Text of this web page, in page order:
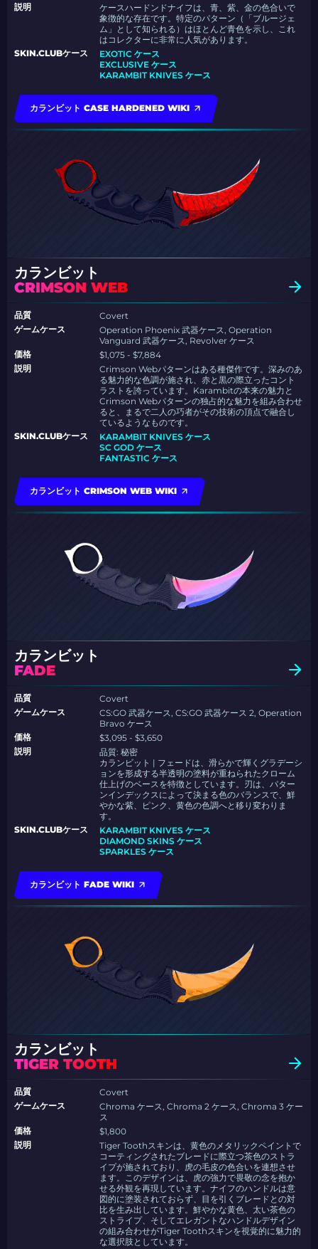
説明
ケースハードンドナイフは、青、紫、金の色合いで
象徴的な存在です。特定のパターン（「ブルージェ
ム」として知られる）はほとんど青色を示し、これ
はコレクターに非常に人気があります。
SKIN.CLUBケース
EXOTIC ケース
EXCLUSIVE ケース
KARAMBIT KNIVES ケース
カランビット CASE HARDENED WIKI
カランビット
CRIMSON WEB
品質
Covert
ゲームケース
Operation Phoenix 武器ケース, Operation
Vanguard 武器ケース, Revolver ケース
価格
$1,075 - $7,884
説明
Crimson Webパターンはある種傑作です。深みのあ
る魅力的な色調が施され、赤と黒の際立ったコント
ラストを誇っています。Karambitの本来の魅力と
Crimson Webパターンの独占的な魅力を組み合わせ
ると、まるで二人の巧者がその技術の頂点で融合し
ているようなものです。
SKIN.CLUBケース
KARAMBIT KNIVES ケース
SC GOD ケース
FANTASTIC ケース
カランビット CRIMSON WEB WIKI
カランビット
FADE
品質
Covert
ゲームケース
CS:GO 武器ケース, CS:GO 武器ケース 2, Operation
Bravo ケース
価格
$3,095 - $3,650
説明
品質:秘密
カランビット | フェードは、滑らかで輝くグラデーシ
ョンを形成する半透明の塗料が重ねられたクローム
仕上げのベースを特徴としています。刃は、パター
ンインデックスによって決まる色のバランスで、鮮
やかな紫、ピンク、黄色の色調へと移り変わりま
す。
SKIN.CLUBケース
KARAMBIT KNIVES ケース
DIAMOND SKINS ケース
SPARKLES ケース
カランビット FADE WIKI
カランビット
TIGER TOOTH
品質
Covert
ゲームケース
Chroma ケース, Chroma 2 ケース, Chroma 3 ケー
ス
価格
$1,800
説明
Tiger Toothスキンは、黄色のメタリックペイントで
コーティングされたブレードに際立つ茶色のストラ
イプが施されており、虎の毛皮の色合いを連想させ
ます。このデザインは、虎の強力で畏敬の念を抱か
せる外観を再現しています。ナイフのハンドルは意
図的に塗装されておらず、目を引くブレードとの対
比を生み出しています。鮮やかな黄色、太い茶色の
ストライプ、そしてエレガントなハンドルデザイン
の組み合わせがTiger Toothスキンを視覚的に魅力的
な選択肢としています。